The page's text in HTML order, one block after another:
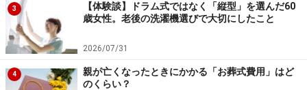
3
【体験談】ドラム式ではなく「縦型」を選んだ60
歳女性。老後の洗濯機選びで大切にしたこと
2026/07/31
4
親が亡くなったときにかかる「お葬式費用」はど
のくらい？